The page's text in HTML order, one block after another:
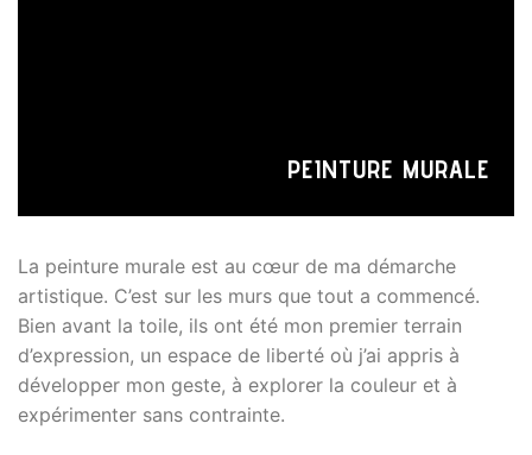
PEINTURE MURALE
La peinture murale est au cœur de ma démarche
artistique. C’est sur les murs que tout a commencé.
Bien avant la toile, ils ont été mon premier terrain
d’expression, un espace de liberté où j’ai appris à
développer mon geste, à explorer la couleur et à
expérimenter sans contrainte.